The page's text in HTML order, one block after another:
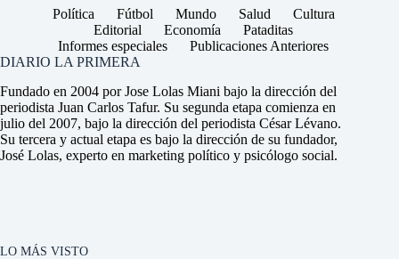
Política Fútbol Mundo Salud
Cultura
Editorial
Economía
Pataditas
Informes especiales
Publicaciones Anteriores
DIARIO LA PRIMERA
Fundado en 2004 por Jose Lolas Miani bajo la dirección del
periodista Juan Carlos Tafur. Su segunda etapa comienza en
julio del 2007, bajo la dirección del periodista César Lévano.
Su tercera y actual etapa es bajo la dirección de su fundador,
José Lolas, experto en marketing político y psicólogo social.
LO MÁS VISTO